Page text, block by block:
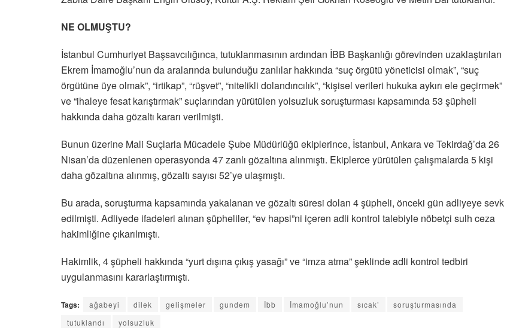
NE OLMUŞTU?
İstanbul Cumhuriyet Başsavcılığınca, tutuklanmasının ardından İBB Başkanlığı görevinden uzaklaştırılan
Ekrem İmamoğlu’nun da aralarında bulunduğu zanlılar hakkında “suç örgütü yöneticisi olmak”, “suç
örgütüne üye olmak”, “irtikap”, “rüşvet”, “nitelikli dolandırıcılık”, “kişisel verileri hukuka aykırı ele geçirmek”
ve “ihaleye fesat karıştırmak” suçlarından yürütülen yolsuzluk soruşturması kapsamında 53 şüpheli
hakkında daha gözaltı kararı verilmişti.
Bunun üzerine Mali Suçlarla Mücadele Şube Müdürlüğü ekiplerince, İstanbul, Ankara ve Tekirdağ’da 26
Nisan’da düzenlenen operasyonda 47 zanlı gözaltına alınmıştı. Ekiplerce yürütülen çalışmalarda 5 kişi
daha gözaltına alınmış, gözaltı sayısı 52’ye ulaşmıştı.
Bu arada, soruşturma kapsamında yakalanan ve gözaltı süresi dolan 4 şüpheli, önceki gün adliyeye sevk
edilmişti. Adliyede ifadeleri alınan şüpheliler, “ev hapsi”ni içeren adli kontrol talebiyle nöbetçi sulh ceza
hakimliğine çıkarılmıştı.
Hakimlik, 4 şüpheli hakkında “yurt dışına çıkış yasağı” ve “imza atma” şeklinde adli kontrol tedbiri
uygulanmasını kararlaştırmıştı.
Tags: ağabeyi dilek gelişmeler gundem İbb İmamoğlu’nun sıcak’
soruşturmasında
tutuklandı
yolsuzluk